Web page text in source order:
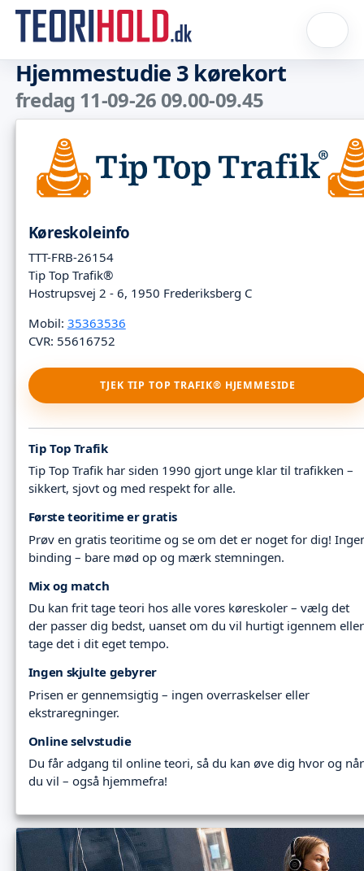
Hjemmestudie 3 kørekort
fredag 11-09-26 09.00-09.45
Køreskoleinfo
TTT-FRB-26154
Tip Top Trafik®
Hostrupsvej 2 - 6, 1950 Frederiksberg C
Mobil: 35363536
CVR: 55616752
TJEK TIP TOP TRAFIK® HJEMMESIDE
Tip Top Trafik
Tip Top Trafik har siden 1990 gjort unge klar til trafikken –
sikkert, sjovt og med respekt for alle.
Første teoritime er gratis
Prøv en gratis teoritime og se om det er noget for dig!
binding – bare mød op og mærk stemningen.
Mix og match
Du kan frit tage teori hos alle vores køreskoler – vælg det
der passer dig bedst, uanset om du vil hurtigt igennem eller
tage det i dit eget tempo.
Ingen skjulte gebyrer
Prisen er gennemsigtig – ingen overraskelser eller
ekstraregninger.
Online selvstudie
Du får adgang til online teori, så du kan øve dig hvor og når
du vil – også hjemmefra!